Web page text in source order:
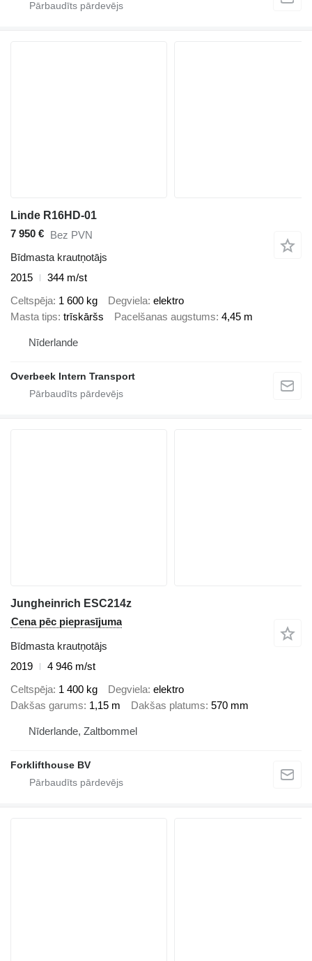
Linde R16HD-01
7 950 € Bez PVN
Bīdmasta krautņotājs
2015
344 m/st
Celtspēja 1 600 kg Degviela elektro
Masta tips trīskāršs Pacelšanas augstums 4,45 m
Nīderlande
Overbeek Intern Transport
Jungheinrich ESC214z
Cena pēc pieprasījuma
Bīdmasta krautņotājs
2019
4 946 m/st
Celtspēja 1 400 kg Degviela elektro
Dakšas garums 1,15 m Dakšas platums 570 mm
Nīderlande, Zaltbommel
Forklifthouse BV